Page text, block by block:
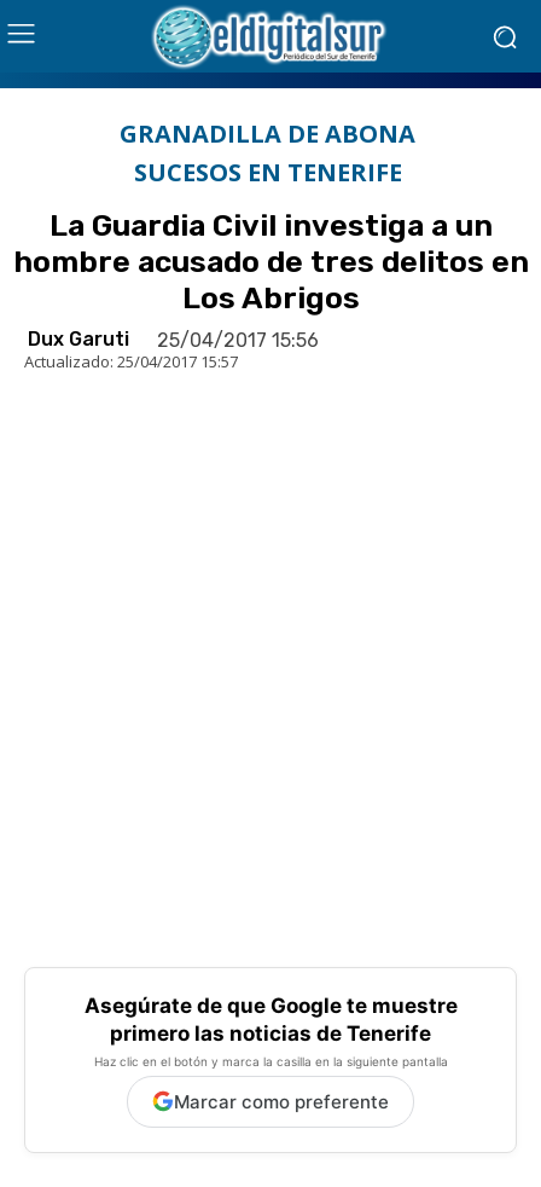
GRANADILLA DE ABONA
SUCESOS EN TENERIFE
La Guardia Civil investiga a un
hombre acusado de tres delitos en
Los Abrigos
Dux Garuti 25/04/2017 15:56
Actualizado: 25/04/2017 15:57
Asegúrate de que Google te muestre
primero las noticias de Tenerife
Haz clic en el botón y marca la casilla en la siguiente pantalla
Marcar como preferente